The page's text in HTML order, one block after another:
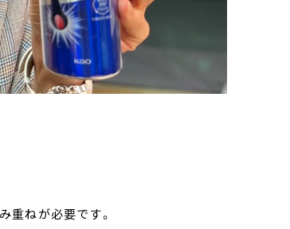
重ねが必要です。